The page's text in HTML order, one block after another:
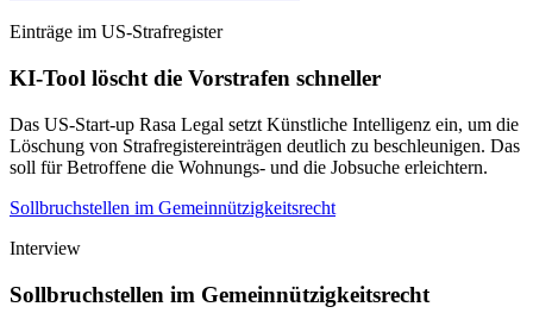
Einträge im US-Strafregister
KI-Tool löscht die Vorstrafen schneller
Das US-Start-up Rasa Legal setzt Künstliche Intelligenz ein, um die
Löschung von Strafregistereinträgen deutlich zu beschleunigen. Das
soll für Betroffene die Wohnungs- und die Jobsuche erleichtern.
Sollbruchstellen im Gemeinnützigkeitsrecht
Interview
Sollbruchstellen im Gemeinnützigkeitsrecht